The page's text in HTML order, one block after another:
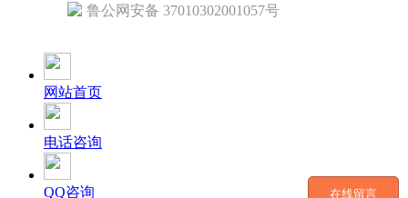
鲁公网安备 37010302001057号
网站首页
电话咨询
QQ咨询 在线留言